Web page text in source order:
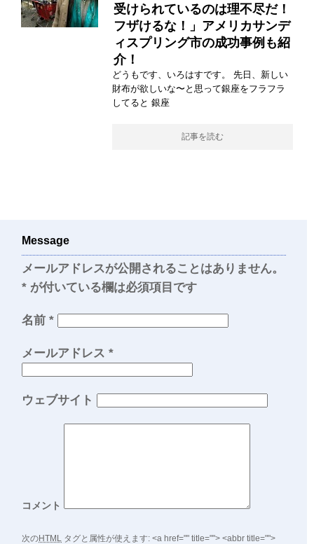
受けられているのは理不尽だ！
フザけるな！」アメリカサンデ
ィスプリング市の成功事例も紹
介！
どうもです、いろはすです。 先日、新しい
財布が欲しいな〜と思って銀座をフラフラ
してると 銀座
記事を読む
Message
メールアドレスが公開されることはありません。
* が付いている欄は必須項目です
名前 *
メールアドレス *
ウェブサイト
コメント
次のHTML タグと属性が使えます: <a href="" title=""> <abbr title="">